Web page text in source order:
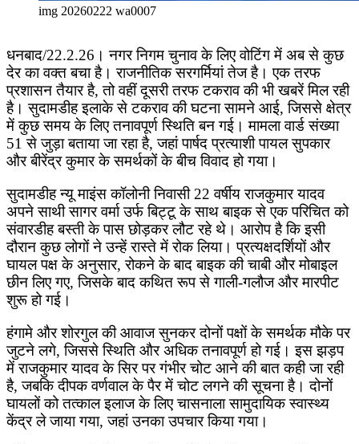
img 20260222 wa0007
धनबाद/22.2.26। नगर निगम चुनाव के लिए वोटिंग में अब से कुछ
देर का वक्त बचा है। राजनीतिक सरगर्मियां तेज है। एक तरफ
प्रशासन तैयार है, तो वहीं दूसरी तरफ टकराव की भी खबरें मिल रही
है। सुदामडीह इलाके से टकराव की घटना सामने आई, जिससे क्षेत्र
में कुछ समय के लिए तनावपूर्ण स्थिति बन गई। मामला वार्ड संख्या
51 से जुड़ा बताया जा रहा है, जहां पार्षद प्रत्याशी पायल सुपकार
और बीरेंद्र कुमार के समर्थकों के बीच विवाद हो गया।
सुदामडीह न्यू माइंस कॉलोनी निवासी 22 वर्षीय राजकुमार यादव
अपने साथी सागर वर्मा उर्फ बिट्टू के साथ बाइक से एक परिचित को
संवारडीह बस्ती के पास छोड़कर लौट रहे थे। आरोप है कि इसी
दौरान कुछ लोगों ने उन्हें रास्ते में रोक लिया। प्रत्यक्षदर्शियों और
घायल पक्ष के अनुसार, रोकने के बाद बाइक की चाबी और मोबाइल
छीन लिए गए, जिसके बाद कथित रूप से गाली-गलौज और मारपीट
शुरू हो गई।
हंगामे और शोरगुल की आवाज सुनकर दोनों पक्षों के समर्थक मौके पर
जुटने लगे, जिससे स्थिति और अधिक तनावपूर्ण हो गई। इस झड़प
में राजकुमार यादव के सिर पर गंभीर चोट आने की बात कही जा रही
है, जबकि दीपक वर्णवाल के पैर में चोट लगने की सूचना है। दोनों
घायलों को तत्काल इलाज के लिए चासनाला सामुदायिक स्वास्थ्य
केंद्र ले जाया गया, जहां उनका उपचार किया गया।